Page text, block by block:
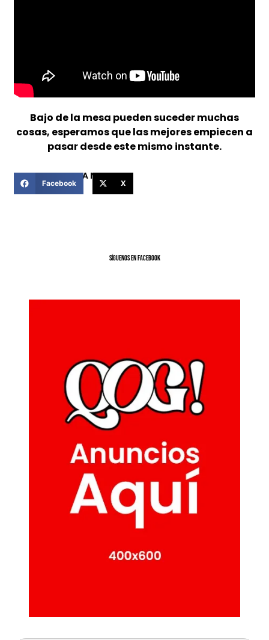
Bajo de la mesa pueden suceder muchas
cosas, esperamos que las mejores empiecen a
pasar desde este mismo instante.
COMPARTIR ESTA NOTICIA
Facebook X
SíGUENOS EN FACEBOOK